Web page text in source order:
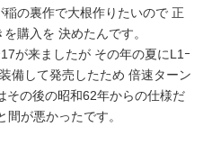
の裏作で大根作りたいので 正
購入を 決めたんです。
が来ましたが その年の夏にL1ｰ
備して発売したため 倍速ターン
その後の昭和62年からの仕様だ
間が悪かったです。